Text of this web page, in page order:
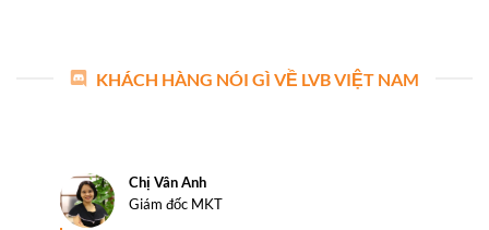
KHÁCH HÀNG NÓI GÌ VỀ LVB VIỆT NAM
Chị Vân Anh
Giám đốc MKT